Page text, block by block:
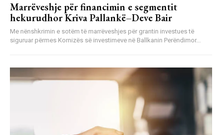
Marrëveshje për financimin e segmentit
hekurudhor Kriva Pallankë–Deve Bair
Me nënshkrimin e sotëm të marrëveshjes për grantin investues të
siguruar përmes Kornizës së investimeve në Ballkanin Perëndimor...